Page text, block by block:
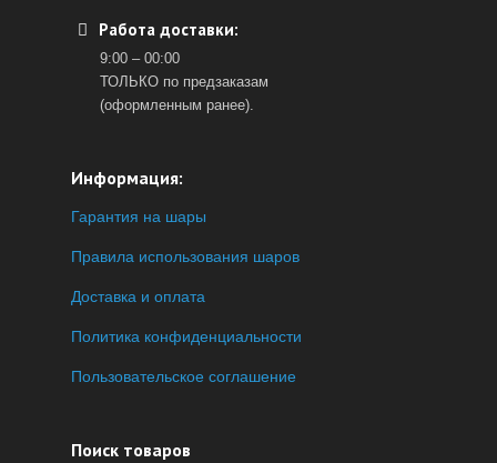
Работа доставки:
9:00 – 00:00
ТОЛЬКО по предзаказам
(оформленным ранее).
Информация:
Гарантия на шары
Правила использования шаров
Доставка и оплата
Политика конфиденциальности
Пользовательское соглашение
Поиск товаров